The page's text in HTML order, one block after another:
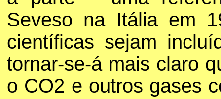
Seveso na Itália em
científicas sejam
tornar-se-á mais claro
o CO2 e outros gases